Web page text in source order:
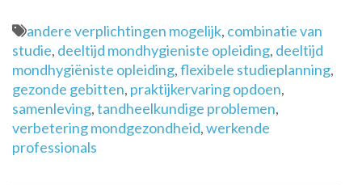
andere verplichtingen mogelijk, combinatie van
studie, deeltijd mondhygieniste opleiding, deeltijd
mondhygiëniste opleiding,flexibele studieplanning,
gezonde gebitten, praktijkervaring opdoen,
samenleving,tandheelkundige problemen,
verbetering mondgezondheid,werkende
professionals